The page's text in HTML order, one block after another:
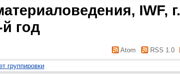
IWF, г.
год
Atom RSS 1.0
группировки